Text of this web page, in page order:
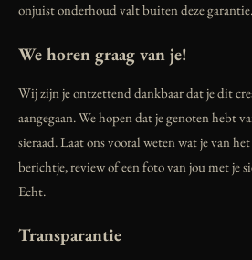
onjuist onderhoud valt buiten deze garantie.
We horen graag van je!
Wij zijn je ontzettend dankbaar dat je dit
aangegaan. We hopen dat je genoten hebt
sieraad. Laat ons vooral weten wat je van
berichtje, review of een foto van jou met je
Echt.
Transparantie